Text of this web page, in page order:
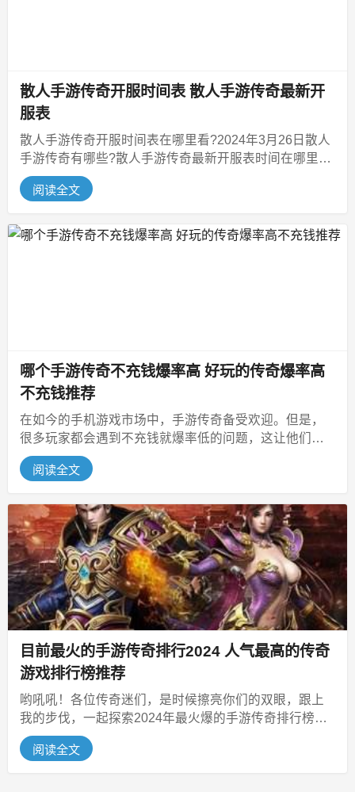
散人手游传奇开服时间表 散人手游传奇最新开
服表
散人手游传奇开服时间表在哪里看?2024年3月26日散人
手游传奇有哪些?散人手游传奇最新开服表时间在哪里
看？今天小编就跟大家分享...
阅读全文
哪个手游传奇不充钱爆率高 好玩的传奇爆率高
不充钱推荐
在如今的手机游戏市场中，手游传奇备受欢迎。但是，
很多玩家都会遇到不充钱就爆率低的问题，这让他们感
到十分烦恼。今天，我们将为大家推...
阅读全文
目前最火的手游传奇排行2024 人气最高的传奇
游戏排行榜推荐
哟吼吼！各位传奇迷们，是时候擦亮你们的双眼，跟上
我的步伐，一起探索2024年最火爆的手游传奇排行榜
啦！这里不仅有让你热血沸腾的经...
阅读全文